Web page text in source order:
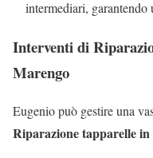
intermediari,
Interventi di
Marengo
Eugenio può gestire una
Riparazione tapparelle